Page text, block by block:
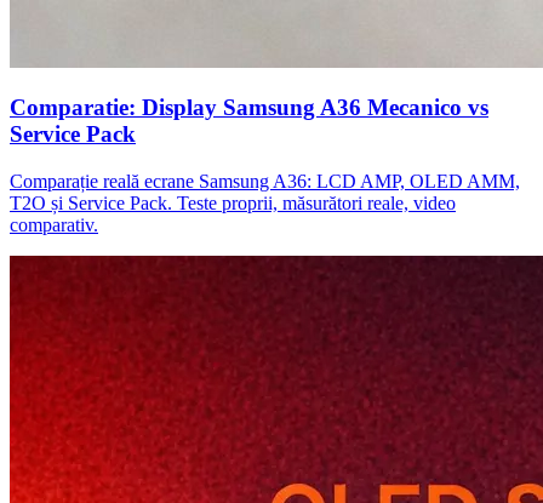
Comparatie: Display Samsung A36 Mecanico vs
Service Pack
Comparație reală ecrane Samsung A36: LCD AMP, OLED AMM,
T2O și Service Pack. Teste proprii, măsurători reale, video
comparativ.